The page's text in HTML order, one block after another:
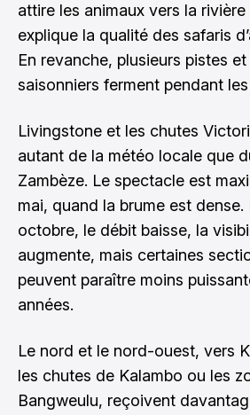
attire les animaux vers la
explique la qualité des safaris
En revanche, plusieurs pistes
saisonniers ferment pendant
Livingstone et les chutes
autant de la météo locale que
Zambèze. Le spectacle est
mai, quand la brume est dense.
octobre, le débit baisse, la
augmente, mais certaines
peuvent paraître moins
années.
Le nord et le nord-ouest, vers
les chutes de Kalambo ou les
Bangweulu, reçoivent